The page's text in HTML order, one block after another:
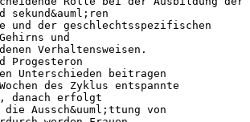
sekund&auml;ren
und der geschlechtsspezifischen
und
Verhaltensweisen.
Progesteron
Unterschieden beitragen
des Zyklus entspannte
danach erfolgt
Aussch&uuml;ttung von